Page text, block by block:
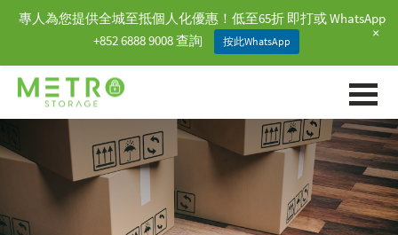
專人為您提供全城至抵個人化優惠！低至65折 即打或 WhatsApp
+852 6888 9008 查詢
按此WhatsApp +